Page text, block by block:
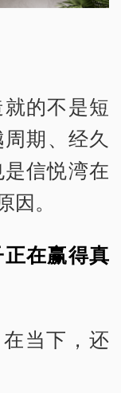
的不是短
期、经久
信悦湾在
。
在赢得真
当下，还